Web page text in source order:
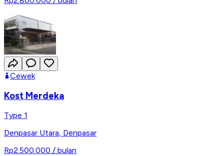
Cewek
Kost Merdeka
Type 1
Denpasar Utara, Denpasar
Rp2.500.000 / bulan